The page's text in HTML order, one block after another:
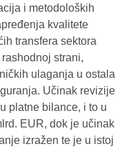
i metodoloških
kvalitete
transfera sektora
strani,
ulaganja u ostala
Učinak revizije
platne bilance, i to u
EUR, dok je učinak
izražen te je u istoj